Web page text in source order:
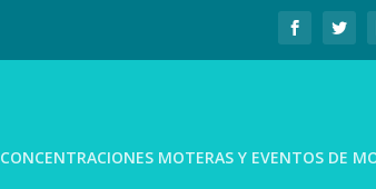
CONCENTRACIONES MOTERAS Y EVENTOS DE